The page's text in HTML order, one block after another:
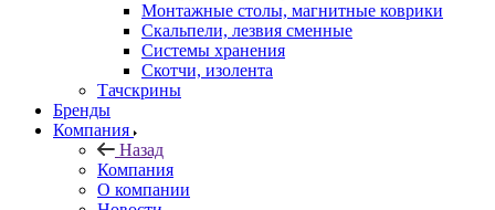
Компания
Назад
Компания
О компании
Новости
Контакты
Контакты
Личный кабинет